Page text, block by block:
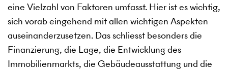
eine Vielzahl von Faktoren umfasst. Hier ist es wichtig,
sich vorab eingehend mit allen wichtigen Aspekten
auseinanderzusetzen. Das schliesst besonders die
Finanzierung, die Lage, die Entwicklung des
Immobilienmarkts, die Gebäudeausstattung und die